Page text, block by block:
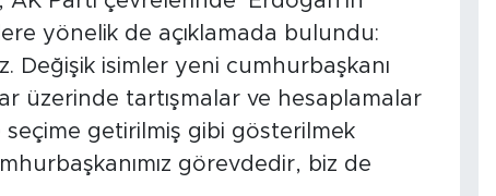
yönelik de açıklamada bulundu:
Değişik isimler yeni cumhurbaşkanı
üzerinde tartışmalar ve hesaplamalar
seçime getirilmiş gibi gösterilmek
görevdedir, biz de